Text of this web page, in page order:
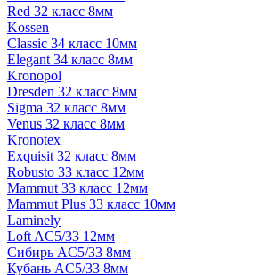
Red 32 класс 8мм
Kossen
Classic 34 класс 10мм
Elegant 34 класс 8мм
Kronopol
Dresden 32 класс 8мм
Sigma 32 класс 8мм
Venus 32 класс 8мм
Kronotex
Exquisit 32 класс 8мм
Robusto 33 класс 12мм
Mammut 33 класс 12мм
Mammut Plus 33 класс 10мм
Laminely
Loft AC5/33 12мм
Сибирь AC5/33 8мм
Кубань AC5/33 8мм